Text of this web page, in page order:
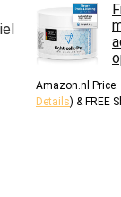
Amazon.nl Price:
Details) & FREE